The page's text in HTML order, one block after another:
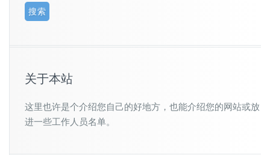
关于本站
这里也许是个介绍您自己的好地方，也能介绍您的网站或放
进一些工作人员名单。